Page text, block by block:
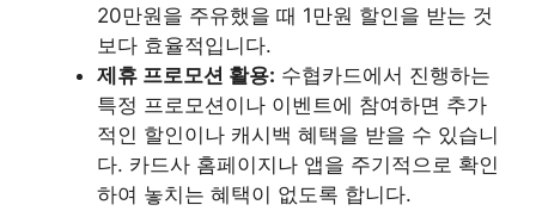
20만원을 주유했을 때 1만원 할인을 받는 것
보다 효율적입니다.
제휴 프로모션 활용: 수협카드에서 진행하는
특정 프로모션이나 이벤트에 참여하면 추가
적인 할인이나 캐시백 혜택을 받을 수 있습니
다. 카드사 홈페이지나 앱을 주기적으로 확인
하여 놓치는 혜택이 없도록 합니다.